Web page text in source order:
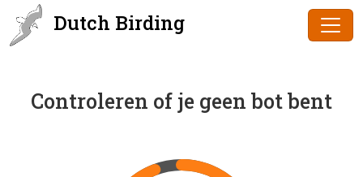
Dutch Birding
Controleren of je geen bot bent